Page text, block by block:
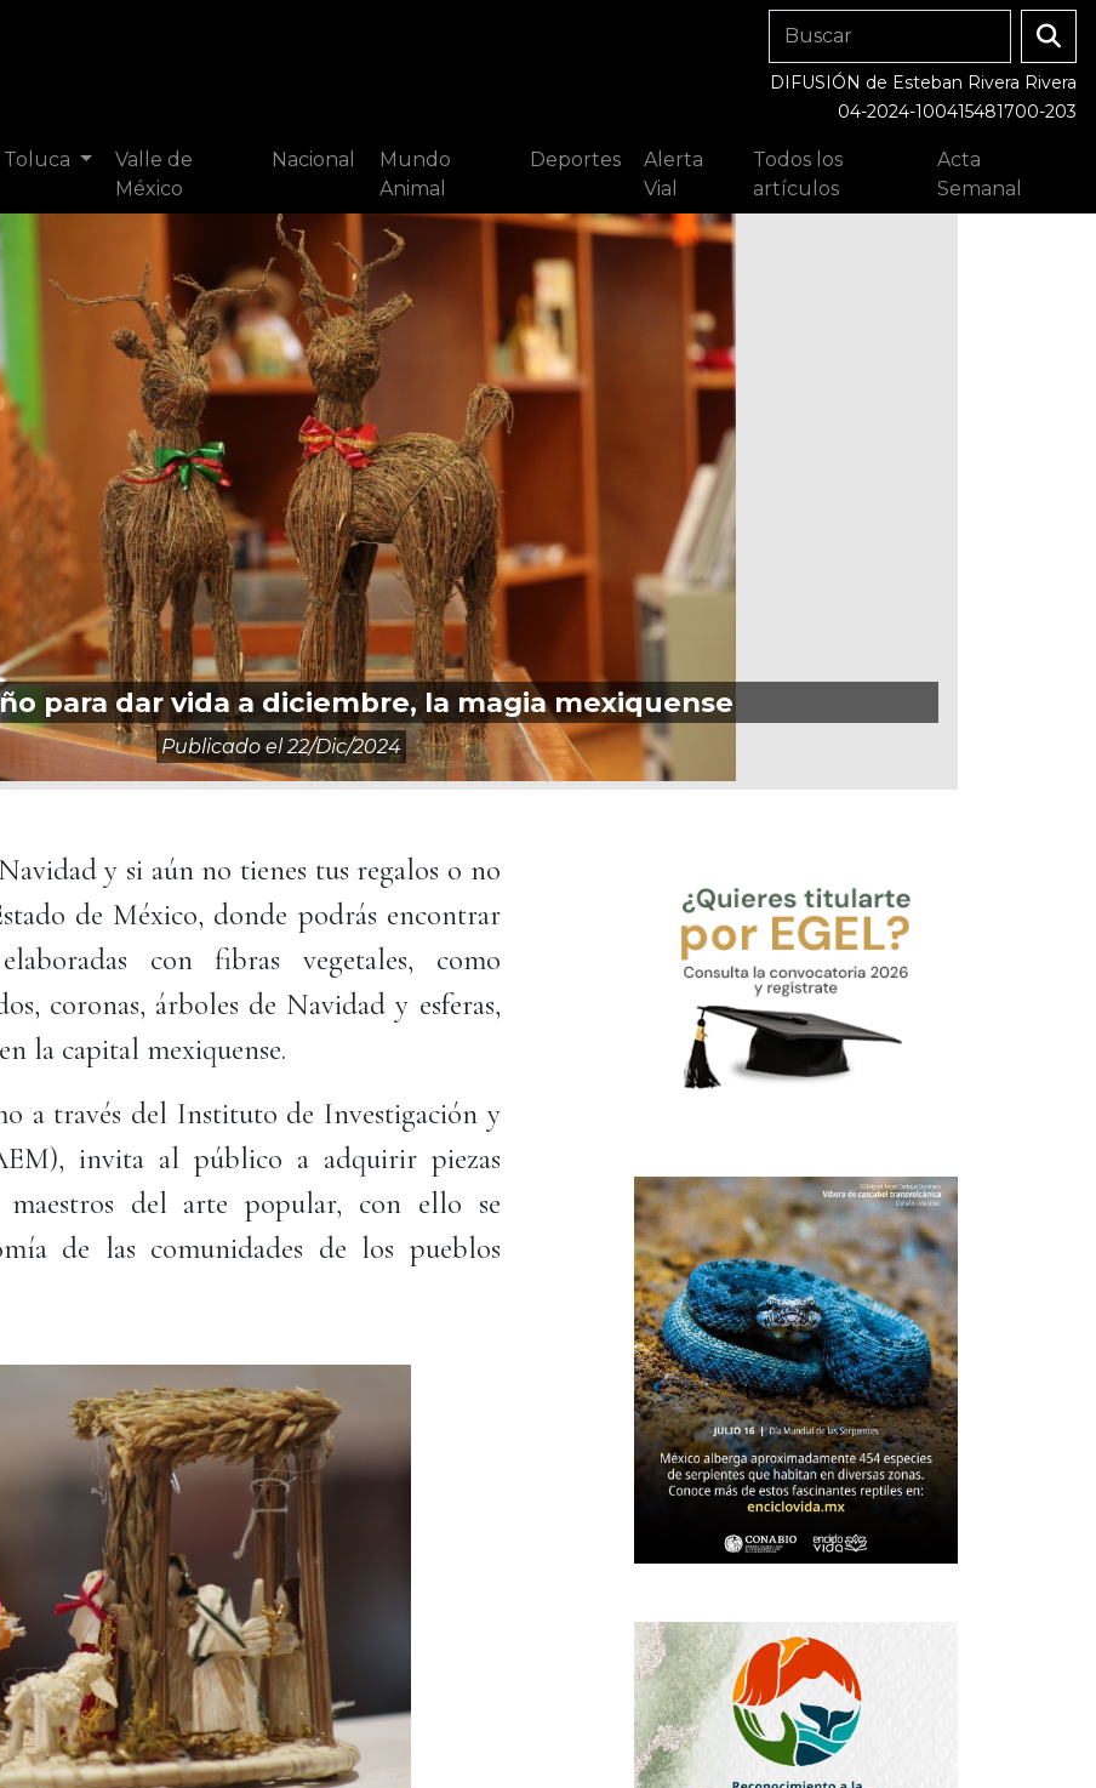
DIFUSIÓN de Esteban Rivera Rivera
04-2024-100415481700-203
Valle de
México
Nacional
Mundo
Animal
Deportes
Alerta
Vial
Todos los
artículos
Acta
Semanal
para dar vida a diciembre, la magia mexiquense
Publicado el22/dic/2024
y si aún no tienes tus regalos o no
de México, donde podrás encontrar
con fibras vegetales, como
coronas, árboles de Navidad y esferas,
la capital mexiquense.
a través del Instituto de Investigación y
invita al público a adquirir piezas
del arte popular, con ello se
de las comunidades de los pueblos